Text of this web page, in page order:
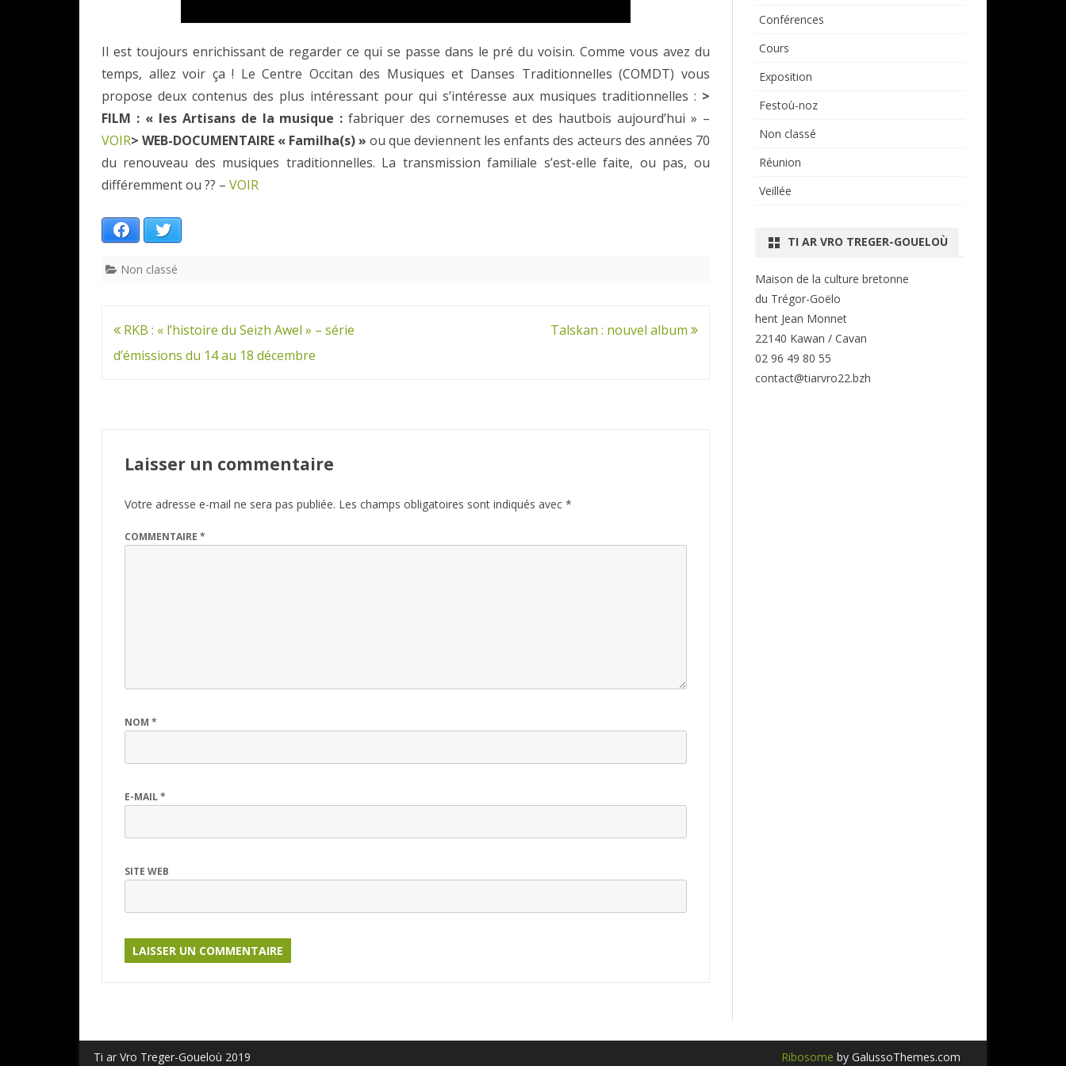
Il est toujours enrichissant de regarder ce qui se passe dans le pré du voisin. Comme vous avez du
temps, allez voir ça ! Le Centre Occitan des Musiques et Danses Traditionnelles (COMDT) vous
propose deux contenus des plus intéressant pour qui s’intéresse aux musiques traditionnelles : >
FILM : « les Artisans de la musique :fabriquer des cornemuses et des hautbois aujourd’hui » –
VOIR> WEB-DOCUMENTAIRE « Familha(s) » ou que deviennent les enfants des acteurs des années 70
du renouveau des musiques traditionnelles. La transmission familiale s’est-elle faite, ou pas, ou
différemment ou ?? – VOIR
Facebook
Non classé
Navigation
de
RKB : « l’histoire du Seizh Awel » – série
d’émissions du 14 au 18 décembre
Talskan : nouvel album
Laisser un commentaire
Votre adresse e-mail ne sera pas publiée. Les champs obligatoires sont indiqués avec *
COMMENTAIRE *
NOM *
E-MAIL*
SITE WEB
Conférences
Cours
Exposition
Festoù-noz
Non classé
Réunion
Veillée
TI AR VRO TREGER-GOUELOÙ
Maison de la culture bretonne
du Trégor-Goëlo
hent Jean Monnet
22140 Kawan / Cavan
02 96 49 80 55
contact@tiarvro22.bzh
Ti ar Vro Treger-Goueloù 2019 Ribosome by GalussoThemes.com